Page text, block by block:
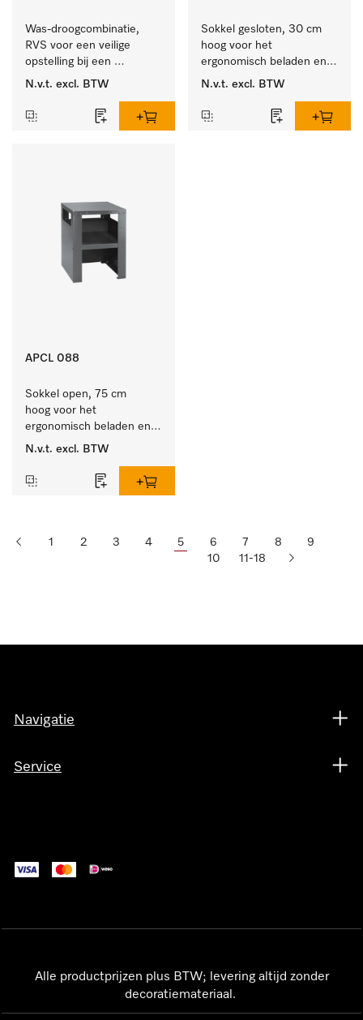
Was-droogcombinatie,
RVS voor een veilige
opstelling bij een
was/droogzuil.
N.v.t. excl. BTW
Sokkel gesloten, 30 cm
hoog voor het
ergonomisch beladen en
legen van de wasmachine
N.v.t. excl. BTW
APCL 088
Sokkel open, 75 cm
hoog voor het
ergonomisch beladen en
ontladen van de
N.v.t. excl. BTW
1 2 3 4 5 6 7 8
9
10
11-18
Navigatie
Service
Alle productprijzen plus BTW; levering altijd zonder
decoratiemateriaal.